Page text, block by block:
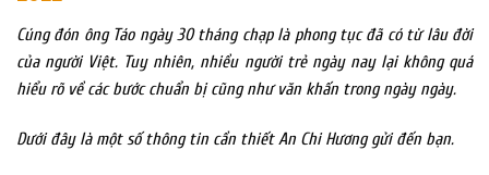
Cúng đón ông Táo ngày 30 tháng chạp là phong tục đã có từ lâu đời
của người Việt. Tuy nhiên, nhiều người trẻ ngày nay lại không quá
hiểu rõ về các bước chuẩn bị cũng như văn khấn trong ngày ngày.
Dưới đây là một số thông tin cần thiết An Chi Hương gửi đến bạn.